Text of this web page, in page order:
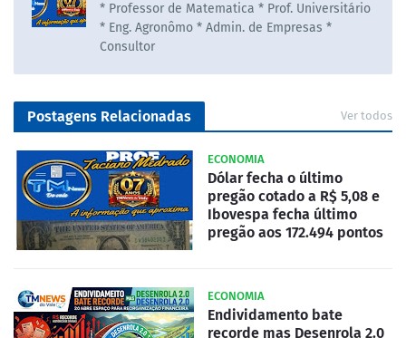
* Professor de Matematica * Prof. Universitário
* Eng. Agronômo * Admin. de Empresas *
Consultor
Postagens Relacionadas Ver todos
ECONOMIA
Dólar fecha o último
pregão cotado a R$ 5,08 e
Ibovespa fecha último
pregão aos 172.494 pontos
ECONOMIA
Endividamento bate
recorde mas Desenrola 2.0